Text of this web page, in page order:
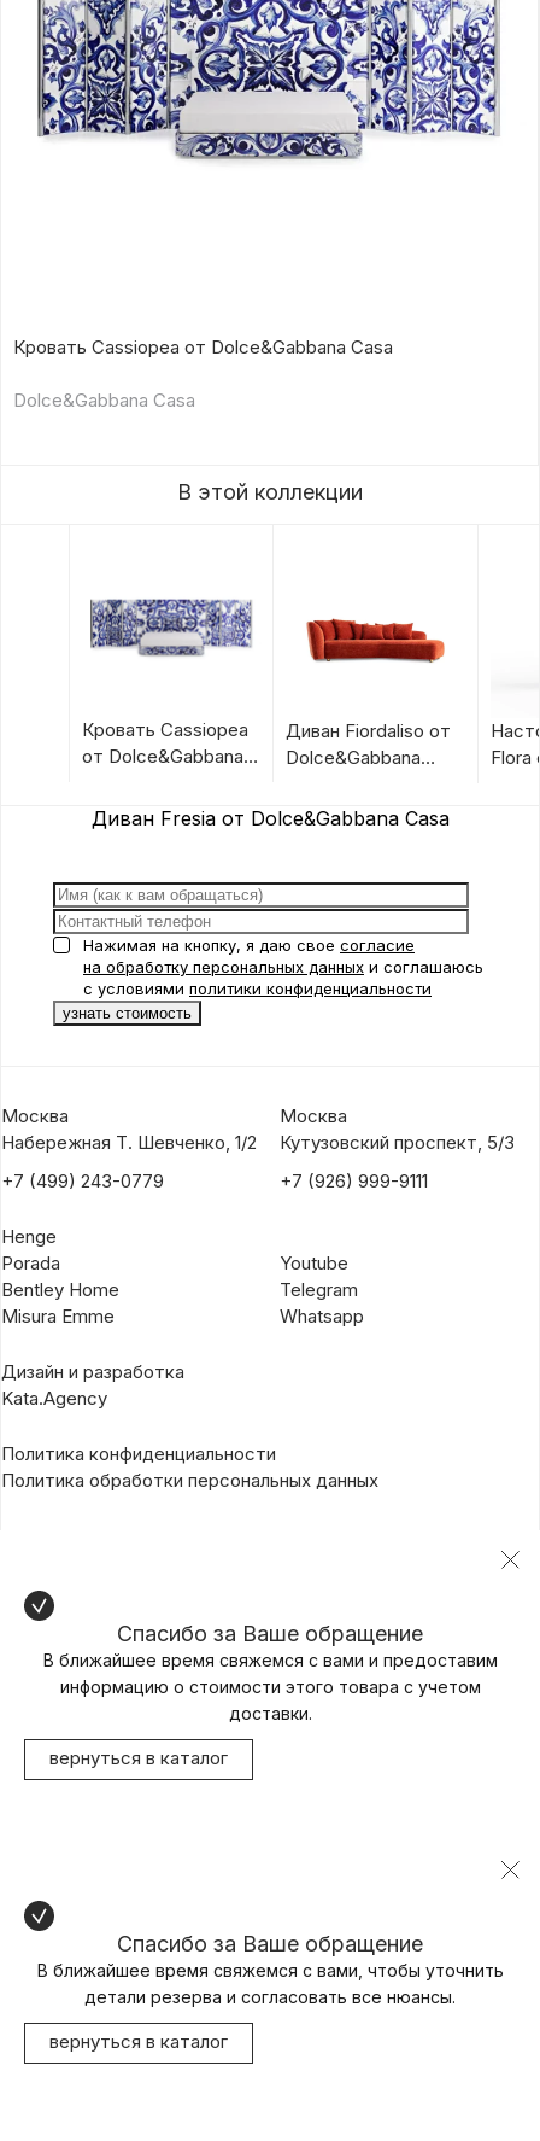
Кровать Cassiopea от Dolce&Gabbana Casa
Dolce&Gabbana Casa
В этой коллекции
Кровать Cassiopea
от Dolce&Gabbana
Диван Fiordaliso от
Dolce&Gabbana
Flora
Диван Fresia от Dolce&Gabbana Casa
Нажимая на кнопку, я даю свое согласие
на обработку персональных данных и соглашаюсь
с условиями политики конфиденциальности
Москва
Набережная Т. Шевченко, 1/2
+7 (499) 243-0779
Москва
Кутузовский проспект, 5/3
+7 (926) 999-9111
Henge
Porada
Bentley Home
Misura Emme
Youtube
Telegram
Whatsapp
Дизайн и разработка
Kata.Agency
Политика конфиденциальности
Политика обработки персональных данных
Спасибо за Ваше обращение
В ближайшее время свяжемся с вами и предоставим
информацию о стоимости этого товара с учетом
доставки.
вернуться в каталог
Спасибо за Ваше обращение
В ближайшее время свяжемся с вами, чтобы уточнить
детали резерва и согласовать все нюансы.
вернуться в каталог